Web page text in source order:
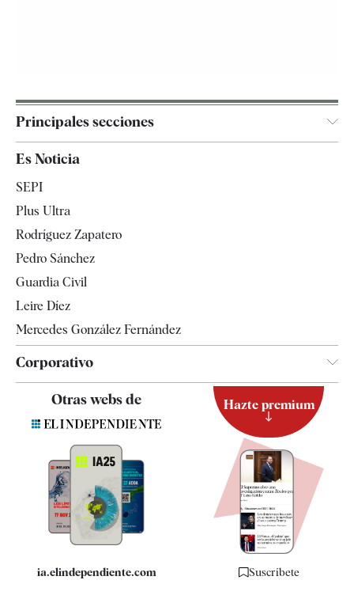
Principales secciones
España
Televisión
Es Noticia
SEPI
Plus Ultra
Rodríguez Zapatero
Pedro Sánchez
Guardia Civil
Leire Díez
Mercedes González Fernández
Corporativo
Contacto
Quiénes somos
Especificaciones
Otras webs de
ia.elindependiente.com
Hazte premium
Suscríbete